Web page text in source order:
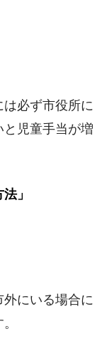
必ず市役所に
と児童手当が増
」
外にいる場合に